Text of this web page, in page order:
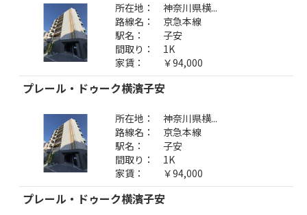
所在地：
神奈川県横...
路線名：
京急本線
駅名：
子安
間取り：
1K
家賃：
￥94,000
プレール・ドゥーク横濱子安
所在地：
神奈川県横...
路線名：
京急本線
駅名：
子安
間取り：
1K
家賃：
￥94,000
プレール・ドゥーク横濱子安